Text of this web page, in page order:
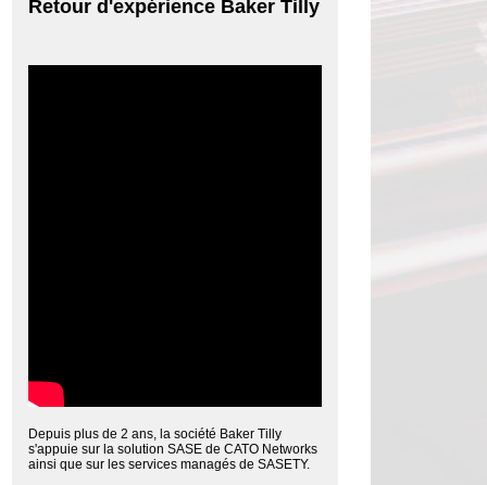
Retour d'expérience Baker Tilly
Depuis plus de 2 ans, la société Baker Tilly
s'appuie sur la solution SASE de CATO Networks
ainsi que sur les services managés de SASETY.